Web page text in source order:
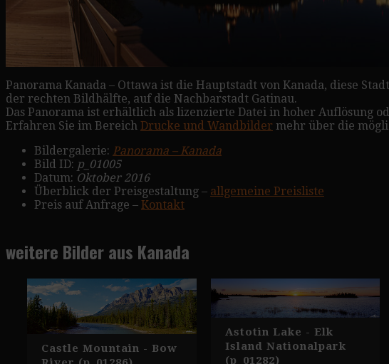
Panorama Kanada – Ottawa ist die Hauptstadt von Kanada, diese
der rechten Bildhälfte, auf die Nachbarstadt Gatinau.
Das Panorama ist erhältlich als lizenzierte Datei in hoher
Erfahren Sie im Bereich Drucke und Wandbilder mehr über die
Bildergalerie: Panorama – Kanada
Bild ID: p_01005
Datum: Oktober 2016
Überblick der Preisgestaltung – allgemeine Preisliste
Preis auf Anfrage – Kontakt
weitere Bilder aus Kanada
Castle Mountain - Bow
Astotin Lake - Elk
Island Nationalpark
(p_01282)